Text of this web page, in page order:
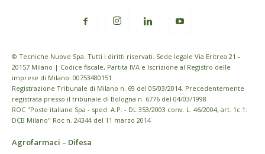
© Tecniche Nuove Spa. Tutti i diritti riservati. Sede legale Via Eritrea 21 -
20157 Milano | Codice fiscale, Partita IVA e Iscrizione al Registro delle
imprese di Milano: 00753480151
Registrazione Tribunale di Milano n. 69 del 05/03/2014. Precedentemente
registrata presso il tribunale di Bologna n. 6776 del 04/03/1998
ROC "Poste italiane Spa - sped. A.P. - DL 353/2003 conv. L. 46/2004, art. 1c.1:
DCB Milano" Roc n. 24344 del 11 marzo 2014
Agrofarmaci – Difesa